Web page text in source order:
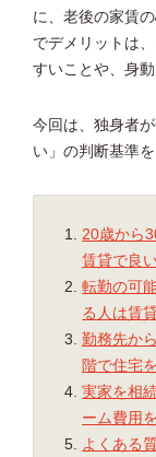
に、老後の家賃
でデメリットは
すいことや、身
今回は、独身者
い」の判断基準
20歳から
賃貸で良
転勤の可
る人は賃
勤務先か
階で住宅
実家を相
ーム費用
よくある